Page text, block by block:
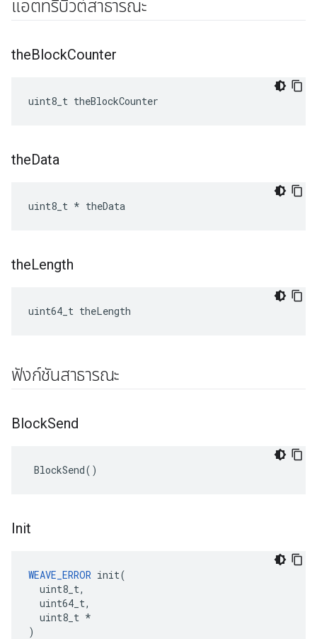
แอตทริบิวต์สาธารณะ
theBlockCounter
uint8_t theBlockCounter
theData
uint8_t * theData
theLength
uint64_t theLength
ฟังก์ชันสาธารณะ
BlockSend
BlockSend()
Init
WEAVE_ERROR init(
  uint8_t,
  uint64_t,
  uint8_t *
)